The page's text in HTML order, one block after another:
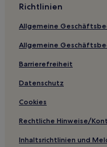
Huojia Hotels
Hotels nahe Maolou
Taikang Hotels
Shenqiu Hotels
Weihui Hotels
Hotels nahe Bacun-
Hotels nahe Xu-
Hotels nahe
Richtlinien
Allgemeine
Allgemeine
Barrierefreiheit
Datenschutz
Cookies
Rechtliche Hinweise/
Inhaltsrichtlinien und